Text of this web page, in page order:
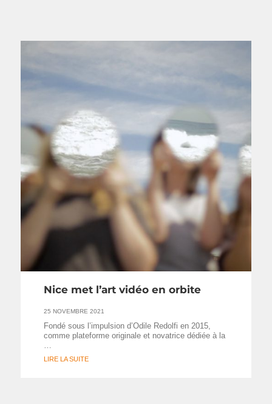
Nice met l’art vidéo en orbite
25 NOVEMBRE 2021
Fondé sous l’impulsion d’Odile Redolfi en 2015,
comme plateforme originale et novatrice dédiée à la
…
LIRE LA SUITE